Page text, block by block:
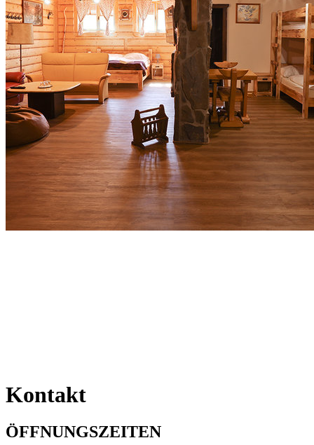
Kontakt
ÖFFNUNGSZEITEN